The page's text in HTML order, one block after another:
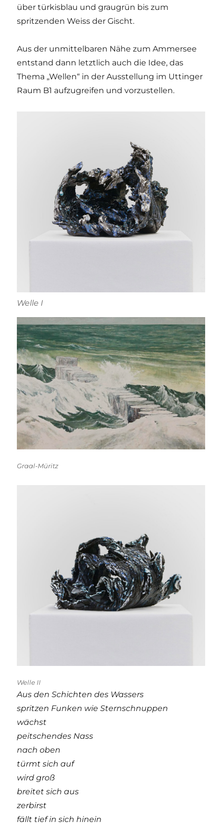
über türkisblau und graugrün bis zum
spritzenden Weiss der Gischt.
Aus der unmittelbaren Nähe zum Ammersee
entstand dann letztlich auch die Idee, das
Thema „Wellen“ in der Ausstellung im Uttinger
Raum B1 aufzugreifen und vorzustellen.
Welle I
Graal-Müritz
Welle II
Aus den Schichten des Wassers
spritzen Funken wie Sternschnuppen
wächst
peitschendes Nass
nach oben
türmt sich auf
wird groß
breitet sich aus
zerbirst
fällt tief in sich hinein